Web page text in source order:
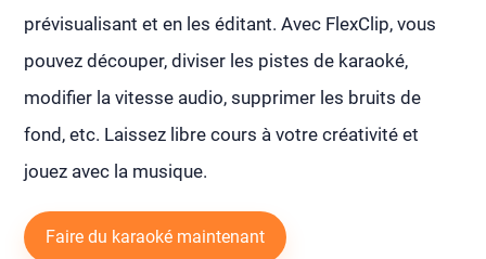
prévisualisant et en les éditant. Avec FlexClip, vous
pouvez découper, diviser les pistes de karaoké,
modifier la vitesse audio, supprimer les bruits de
fond, etc. Laissez libre cours à votre créativité et
jouez avec la musique.
Faire du karaoké maintenant